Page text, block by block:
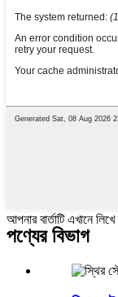
আপনার বার্তাটি এখানে
পণ্যের বিভাগ